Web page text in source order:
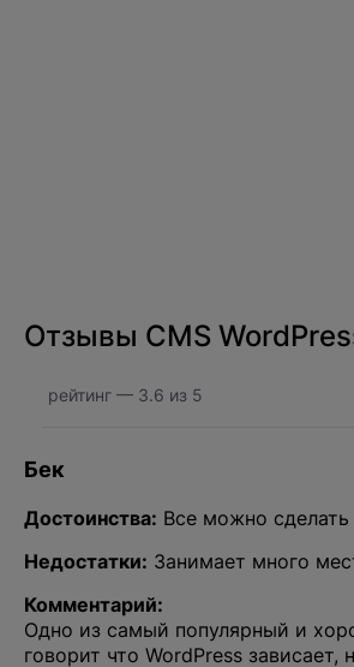
Отзывы CMS
рейтинг — 3.6 из 5
Бек
Достоинства: Все можно
Недостатки: Занимает много
Комментарий:
Одно из самый популярный и
говорит что WordPress